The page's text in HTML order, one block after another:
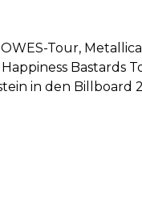
Tour,
Bastards
in den Billboard